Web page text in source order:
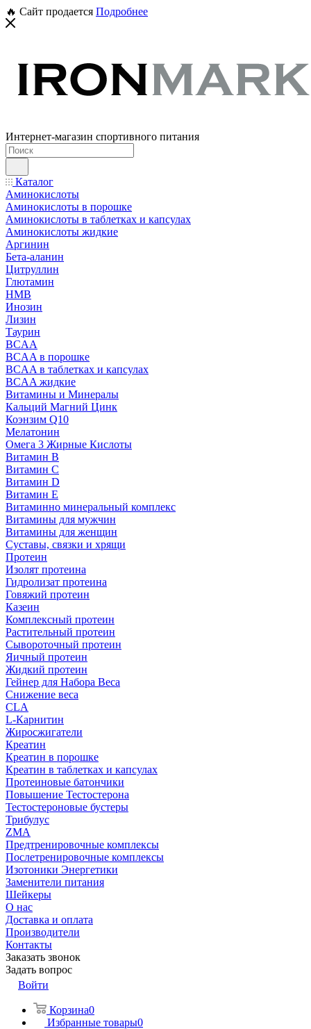
🔥 Сайт продается Подробнее
Интернет-магазин спортивного питания
Каталог
Аминокислоты
Аминокислоты в порошке
Аминокислоты в таблетках и капсулах
Аминокислоты жидкие
Аргинин
Бета-аланин
Цитруллин
Глютамин
HMB
Инозин
Лизин
Таурин
BCAA
BCAA в порошке
BCAA в таблетках и капсулах
BCAA жидкие
Витамины и Минералы
Кальций Магний Цинк
Коэнзим Q10
Мелатонин
Омега 3 Жирные Кислоты
Витамин B
Витамин C
Витамин D
Витамин E
Витаминно минеральный комплекс
Витамины для мужчин
Витамины для женщин
Суставы, связки и хрящи
Протеин
Изолят протеина
Гидролизат протеина
Говяжий протеин
Казеин
Комплексный протеин
Растительный протеин
Сывороточный протеин
Яичный протеин
Жидкий протеин
Гейнер для Набора Веса
Снижение веса
CLA
L-Карнитин
Жиросжигатели
Креатин
Креатин в порошке
Креатин в таблетках и капсулах
Протеиновые батончики
Повышение Тестостерона
Тестостероновые бустеры
Трибулус
ZMA
Предтренировочные комплексы
Послетренировочные комплексы
Изотоники Энергетики
Заменители питания
Шейкеры
О нас
Доставка и оплата
Производители
Контакты
Заказать звонок
Задать вопрос
Войти
Корзина0
Избранные товары0